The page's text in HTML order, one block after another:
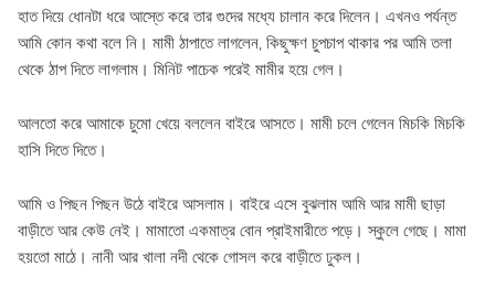
হাত দিয়ে ধোনটা ধরে আস্তে করে তার গুদের মধ্যে চালান করে দিলেন। এখনও পর্যন্ত
আমি কোন কথা বলে নি। মামী ঠাপাতে লাগলেন, কিছুক্ষণ চুপচাপ থাকার পর আমি তলা
থেকে ঠাপ দিতে লাগলাম। মিনিট পাচেক পরেই মামীর হয়ে গেল।
আলতো করে আমাকে চুমো খেয়ে বললেন বাইরে আসতে। মামী চলে গেলেন মিচকি মিচকি
হাসি দিতে দিতে।
আমি ও পিছন পিছন উঠে বাইরে আসলাম। বাইরে এসে বুঝলাম আমি আর মামী ছাড়া
বাড়ীতে আর কেউ নেই। মামাতো একমাত্র বোন প্রাইমারীতে পড়ে। স্কুলে গেছে। মামা
হয়তো মাঠে। নানী আর খালা নদী থেকে গোসল করে বাড়ীতে ঢুকল।